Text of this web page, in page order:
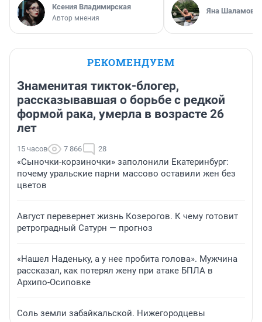
Ксения Владимирская
Автор мнения
Яна Шаламова
РЕКОМЕНДУЕМ
Знаменитая тикток-блогер,
рассказывавшая о борьбе с редкой
формой рака, умерла в возрасте 26
лет
15 часов 7 866 28
«Сыночки-корзиночки» заполонили Екатеринбург:
почему уральские парни массово оставили жен без
цветов
Август перевернет жизнь Козерогов. К чему готовит
ретроградный Сатурн — прогноз
«Нашел Наденьку, а у нее пробита голова». Мужчина
рассказал, как потерял жену при атаке БПЛА в
Архипо-Осиповке
Соль земли забайкальской. Нижегородцевы